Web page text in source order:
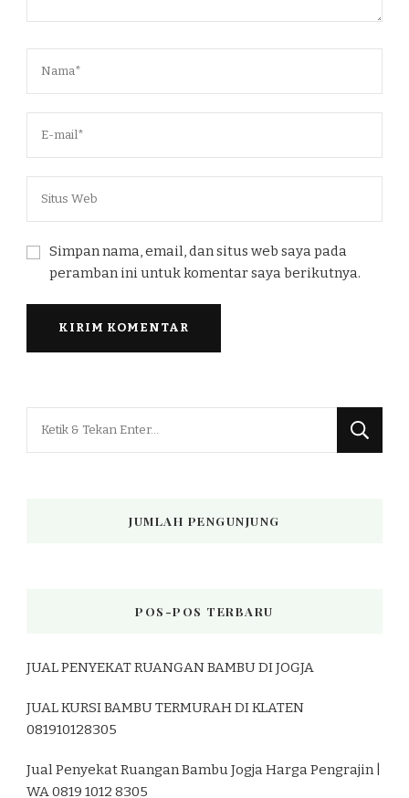
Simpan nama, email, dan situs web saya pada
peramban ini untuk komentar saya berikutnya.
Mencari
JUMLAH PENGUNJUNG
POS-POS TERBARU
JUAL PENYEKAT RUANGAN BAMBU DI JOGJA
JUAL KURSI BAMBU TERMURAH DI KLATEN
081910128305
Jual Penyekat Ruangan Bambu Jogja Harga Pengrajin |
WA 0819 1012 8305